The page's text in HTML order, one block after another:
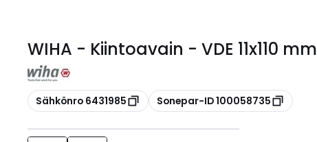
WIHA - Kiintoavain - VDE 11x110 mm
Kopioi
Sähkönro 6431985 Kopioi
Sonepar-ID 100058735